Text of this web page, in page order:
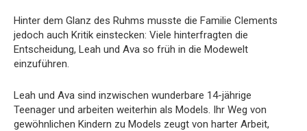
Hinter dem Glanz des Ruhms musste die Familie Clements
jedoch auch Kritik einstecken: Viele hinterfragten die
Entscheidung, Leah und Ava so früh in die Modewelt
einzuführen.
Leah und Ava sind inzwischen wunderbare 14-jährige
Teenager und arbeiten weiterhin als Models. Ihr Weg von
gewöhnlichen Kindern zu Models zeugt von harter Arbeit,